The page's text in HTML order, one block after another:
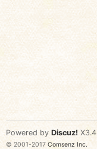
Powered by Discuz! X3.4
© 2001-2017 Comsenz Inc.